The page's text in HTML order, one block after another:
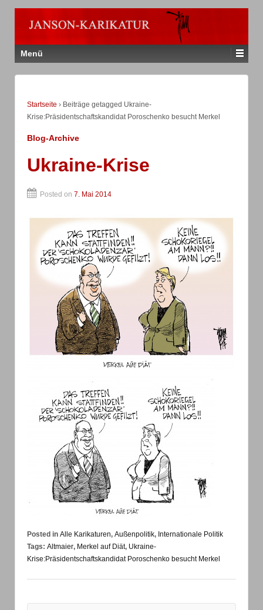
Menü
Startseite › Beiträge getagged Ukraine-
Krise:Präsidentschaftskandidat Poroschenko besucht Merkel
Blog-Archive
Ukraine-Krise
Posted on 7. Mai 2014
Posted in Alle Karikaturen, Außenpolitik, Internationale Politik
Tags: Altmaier, Merkel auf Diät, Ukraine-
Krise:Präsidentschaftskandidat Poroschenko besucht Merkel